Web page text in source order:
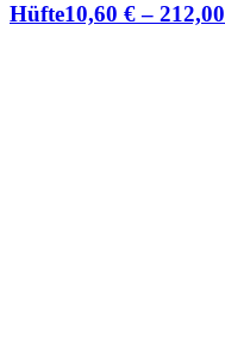
Hüfte10,60 €– 212,00